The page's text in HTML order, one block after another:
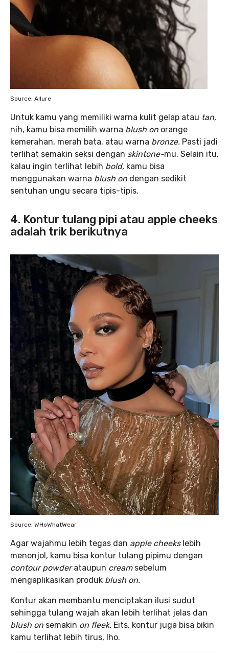
Source: Allure
Untuk kamu yang memiliki warna kulit gelap atau tan,
nih, kamu bisa memilih warna blush on orange
kemerahan, merah bata, atau warna bronze. Pasti jadi
terlihat semakin seksi dengan skintone-mu. Selain itu,
kalau ingin terlihat lebih bold, kamu bisa
menggunakan warna blush on dengan sedikit
sentuhan ungu secara tipis-tipis.
4. Kontur tulang pipi atau apple cheeks
adalah trik berikutnya
Source: WHoWhatWear
Agar wajahmu lebih tegas dan apple cheeks lebih
menonjol, kamu bisa kontur tulang pipimu dengan
contour powderataupun cream sebelum
mengaplikasikan produk blush on.
Kontur akan membantu menciptakan ilusi sudut
sehingga tulang wajah akan lebih terlihat jelas dan
blush on semakin on fleek. Eits, kontur juga bisa bikin
kamu terlihat lebih tirus, lho.